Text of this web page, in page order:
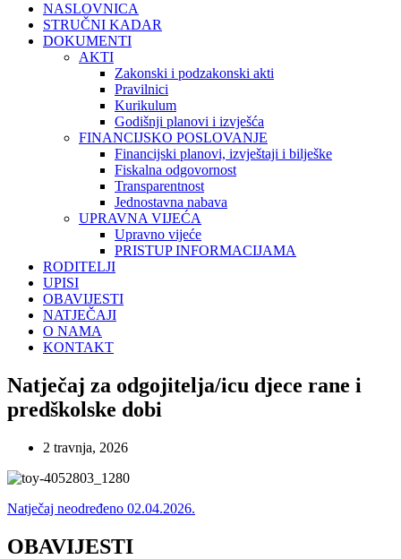
NASLOVNICA
STRUČNI KADAR
DOKUMENTI
AKTI
Zakonski i podzakonski akti
Pravilnici
Kurikulum
Godišnji planovi i izvješća
FINANCIJSKO POSLOVANJE
Financijski planovi, izvještaji i bilješke
Fiskalna odgovornost
Transparentnost
Jednostavna nabava
UPRAVNA VIJEĆA
Upravno vijeće
PRISTUP INFORMACIJAMA
RODITELJI
UPISI
OBAVIJESTI
NATJEČAJI
O NAMA
KONTAKT
Natječaj za odgojitelja/icu djece rane i
predškolske dobi
2 travnja, 2026
Natječaj neodređeno 02.04.2026.
OBAVIJESTI